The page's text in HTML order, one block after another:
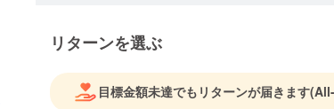
リターンを選ぶ
目標金額未達でもリターンが届きます